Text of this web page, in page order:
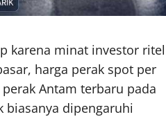
karena minat investor ritel
harga perak spot per
Antam terbaru pada
biasanya dipengaruhi